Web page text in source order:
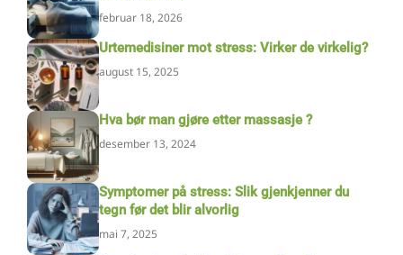
februar 18, 2026
Urtemedisiner mot stress: Virker de virkelig?
august 15, 2025
Hva bør man gjøre etter massasje ?
desember 13, 2024
Symptomer på stress: Slik gjenkjenner du
tegn før det blir alvorlig
mai 7, 2025